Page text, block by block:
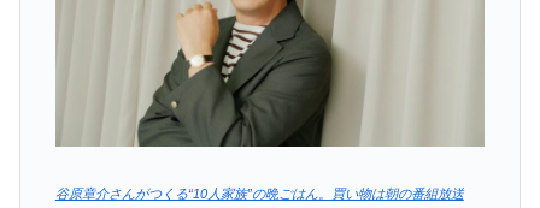
谷原章介さんがつくる“10人家族”の晩ごはん。買い物は朝の番組放送